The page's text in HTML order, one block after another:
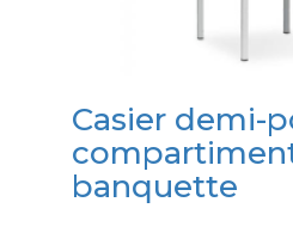
Casier demi-
banquette